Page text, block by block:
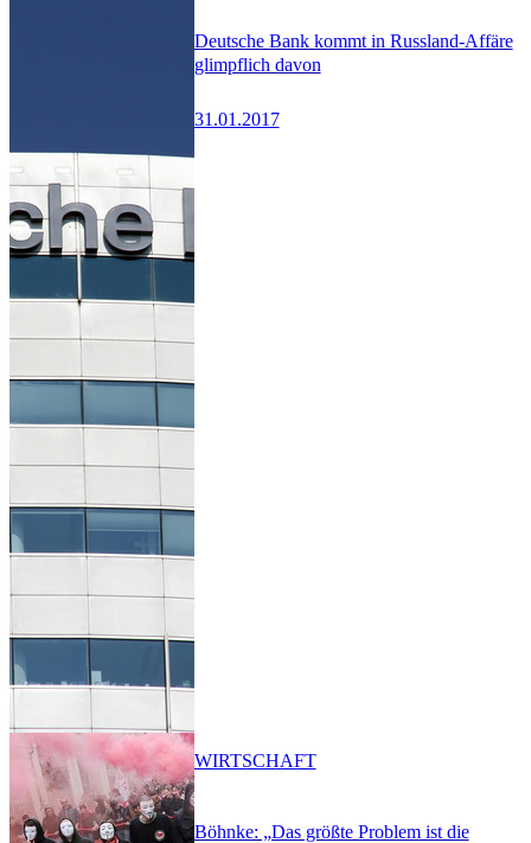
Deutsche Bank kommt in Russland-Affäre
glimpflich davon
31.01.2017
Böhnke: „Das größte Problem ist die
WIRTSCHAFT